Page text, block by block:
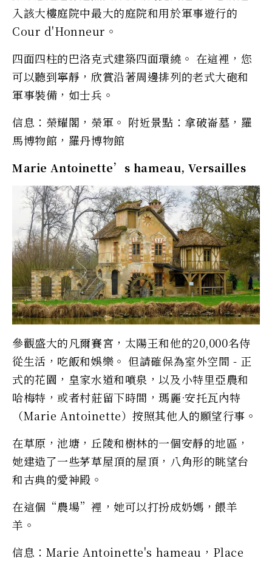
入該大樓庭院中最大的庭院和用於軍事遊行的
Cour d'Honneur。
四面四柱的巴洛克式建築四面環繞。 在這裡，您
可以聽到寧靜，欣賞沿著周邊排列的老式大砲和
軍事裝備，如士兵。
信息：榮耀閣，榮軍。 附近景點：拿破崙墓，羅
馬博物館，羅丹博物館
Marie Antoinette’s hameau, Versailles
參觀盛大的凡爾賽宮，太陽王和他的20,000名侍
從生活，吃飯和娛樂。 但請確保為室外空間 - 正
式的花園，皇家水道和噴泉，以及小特里亞農和
哈梅特，或者村莊留下時間，瑪麗·安托瓦內特
（Marie Antoinette）按照其他人的願望行事。
在草原，池塘，丘陵和樹林的一個安靜的地區，
她建造了一些茅草屋頂的屋頂，八角形的眺望台
和古典的愛神殿。
在這個“農場”裡，她可以打扮成奶媽，餵羊
羊。
信息：Marie Antoinette's hameau，Place